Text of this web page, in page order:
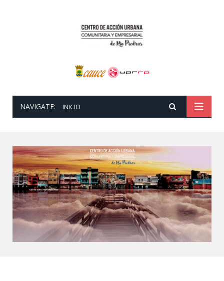
NAVIGATE: INICIO